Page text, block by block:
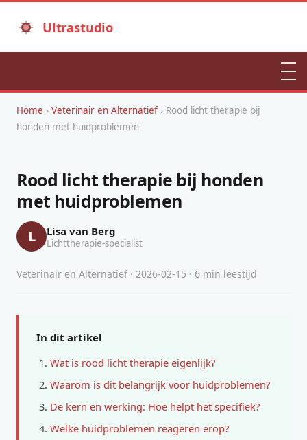
Ultrastudio
Home › Veterinair en Alternatief › Rood licht therapie bij
honden met huidproblemen
Rood licht therapie bij honden
met huidproblemen
L Lisa van Berg
Lichttherapie-specialist
Veterinair en Alternatief · 2026-02-15 · 6 min leestijd
In dit artikel
Wat is rood licht therapie eigenlijk?
Waarom is dit belangrijk voor huidproblemen?
De kern en werking: Hoe helpt het specifiek?
Welke huidproblemen reageren erop?